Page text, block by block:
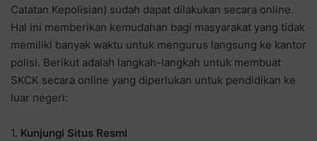
Catatan Kepolisian) sudah dapat dilakukan secara online.
Hal ini memberikan kemudahan bagi masyarakat yang tidak
memiliki banyak waktu untuk mengurus langsung ke kantor
polisi. Berikut adalah langkah-langkah untuk membuat
SKCK secara online yang diperlukan untuk pendidikan ke
luar negeri:
1. Kunjungi Situs Resmi